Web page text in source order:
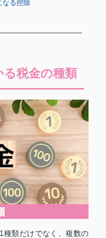
る控除
税金の種類
種類だけでなく、複数の